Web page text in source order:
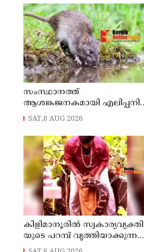
സംസ്ഥാനത്ത്
ആശങ്കജനകമായി എലിപ്പനി
ബാധിച്ചുള്ള മരണം
SAT,8 AUG 2026
കിളിമാനൂരിൽ സ്വ​കാ​ര്യ​വ്യ​ക്തി​
യു​ടെ പ​റ​മ്പ് വൃ​ത്തി​യാ​ക്കു​ന്ന​തി​
നി​ടെ കൂറ്റൻ പെരുമ്പാമ്പിനെ